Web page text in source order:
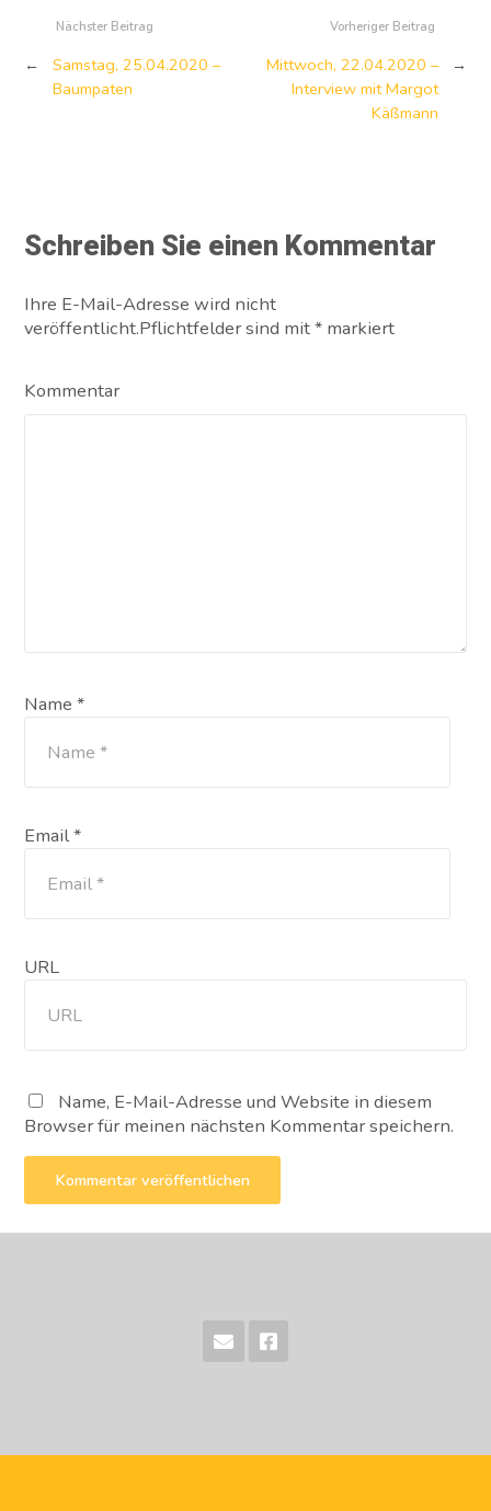
Vorheriger Beitrag
Mittwoch, 22.04.2020 –
Interview mit Margot
Käßmann
→
Nächster Beitrag
←
Samstag, 25.04.2020 –
Baumpaten
Schreiben Sie einen Kommentar
Ihre E-Mail-Adresse wird nicht
veröffentlicht.Pflichtfelder sind mit* markiert
Kommentar
Name *
Email *
URL
Name, E-Mail-Adresse und Website in diesem
Browser für meinen nächsten Kommentar speichern.